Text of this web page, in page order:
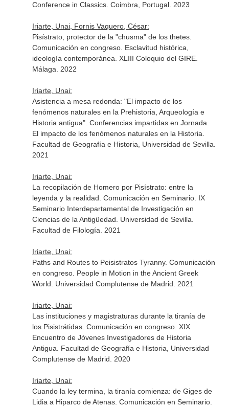
Conference in Classics. Coimbra, Portugal. 2023
Iriarte, Unai, Fornis Vaquero, César:
Pisístrato, protector de la "chusma" de los thetes.
Comunicación en congreso. Esclavitud histórica,
ideología contemporánea. XLIII Coloquio del GIRE.
Málaga. 2022
Iriarte, Unai:
Asistencia a mesa redonda: "El impacto de los
fenómenos naturales en la Prehistoria, Arqueología e
Historia antigua". Conferencias impartidas en Jornada.
El impacto de los fenómenos naturales en la Historia.
Facultad de Geografía e Historia, Universidad de Sevilla.
2021
Iriarte, Unai:
La recopilación de Homero por Pisístrato: entre la
leyenda y la realidad. Comunicación en Seminario. IX
Seminario Interdepartamental de Investigación en
Ciencias de la Antigüedad. Universidad de Sevilla.
Facultad de Filología. 2021
Iriarte, Unai:
Paths and Routes to Peisistratos Tyranny. Comunicación
en congreso. People in Motion in the Ancient Greek
World. Universidad Complutense de Madrid. 2021
Iriarte, Unai:
Las instituciones y magistraturas durante la tiranía de
los Pisistrátidas. Comunicación en congreso. XIX
Encuentro de Jóvenes Investigadores de Historia
Antigua. Facultad de Geografía e Historia, Universidad
Complutense de Madrid. 2020
Iriarte, Unai:
Cuando la ley termina, la tiranía comienza: de Giges de
Lidia a Hiparco de Atenas. Comunicación en Seminario.